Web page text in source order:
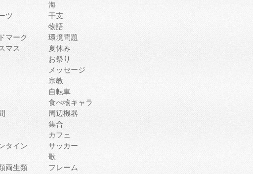
海
ツ
干支
物語
マーク
環境問題
マス
夏休み
お祭り
メッセージ
宗教
自転車
食べ物キャラ
周辺機器
集合
カフェ
タイン
サッカー
歌
両生類 フレーム